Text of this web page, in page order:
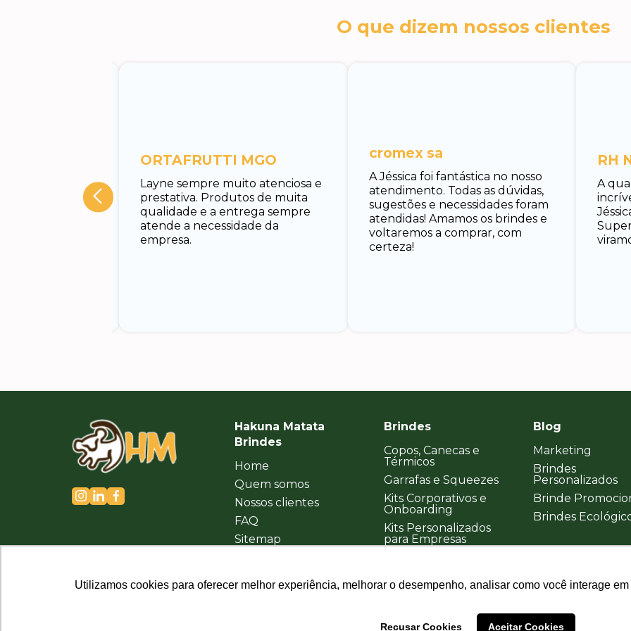
Utilizamos cookies para oferecer melhor experiência, melhorar o desempenho, analisar como você interage
Recusar Cookies Aceitar Cookies
Utilizamos cookies para oferecer melhor experiência, melhorar o desempenho, analisar como você interage
Recusar Cookies Aceitar Cookies
O que dizem nossos clientes
muito
e rápido em
Layne sempre muito atenciosa e
prestativa. Produtos de muita
qualidade e a entrega sempre
atende a necessidade da
empresa.
ORTAFRUTTI MGO
A Jéssica foi fantástica no nosso
atendimento. Todas as dúvidas,
sugestões e necessidades foram
atendidas! Amamos os brindes e
voltaremos a comprar, com
certeza!
cromex sa
A
RH
Hakuna Matata
Brindes
Home
Quem somos
Nossos clientes
FAQ
Sitemap
Brindes
Copos, Canecas e
Térmicos
Garrafas e Squeezes
Kits Corporativos e
Onboarding
Kits Personalizados
para Empresas
Blog
Marketing
Brindes
Personalizados
Brinde
Brindes